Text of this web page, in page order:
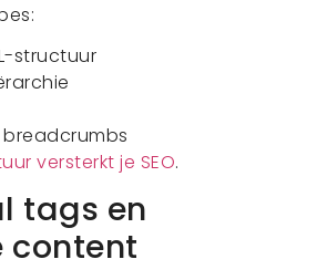
structuur
versterkt je SEO.
tags en